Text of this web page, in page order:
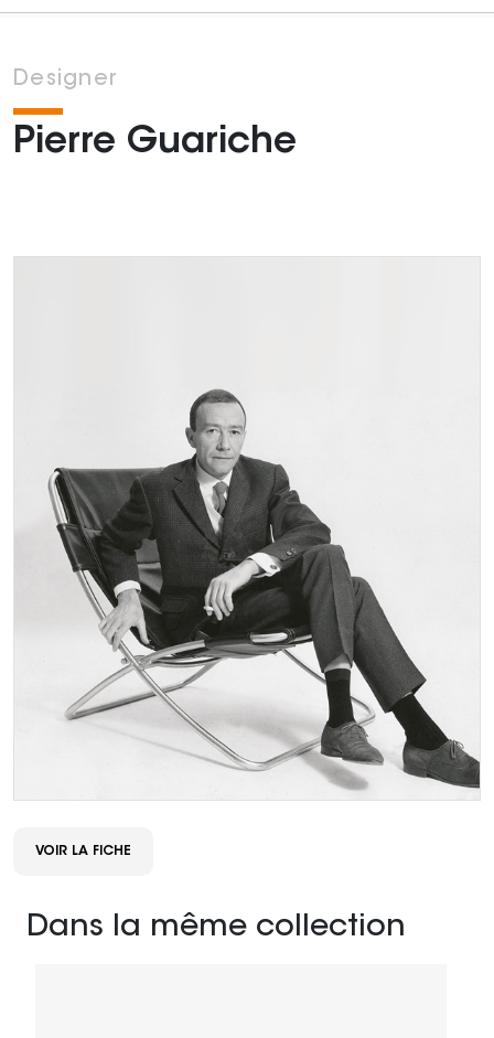
Designer
Pierre Guariche
VOIR LA FICHE
Dans la même collection